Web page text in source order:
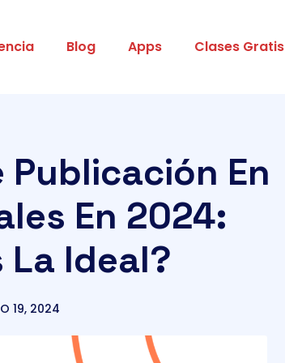
Blog Apps Clases Gratis
Publicación En
En 2024:
La Ideal?
19, 2024